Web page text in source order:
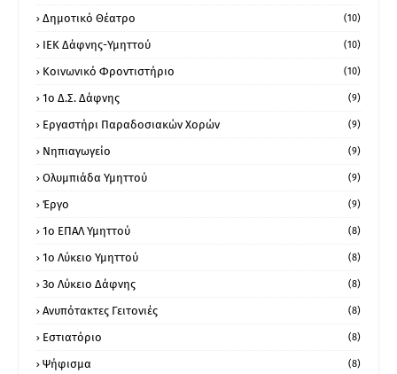
Δημοτικό Θέατρο (10)
ΙΕΚ Δάφνης-Υμηττού (10)
Κοινωνικό Φροντιστήριο (10)
1ο Δ.Σ. Δάφνης (9)
Εργαστήρι Παραδοσιακών Χορών (9)
Νηπιαγωγείο (9)
Ολυμπιάδα Υμηττού (9)
Έργο (9)
1o ΕΠΑΛ Υμηττού (8)
1ο Λύκειο Υμηττού (8)
3ο Λύκειο Δάφνης (8)
Ανυπότακτες Γειτονιές (8)
Εστιατόριο (8)
Ψήφισμα (8)